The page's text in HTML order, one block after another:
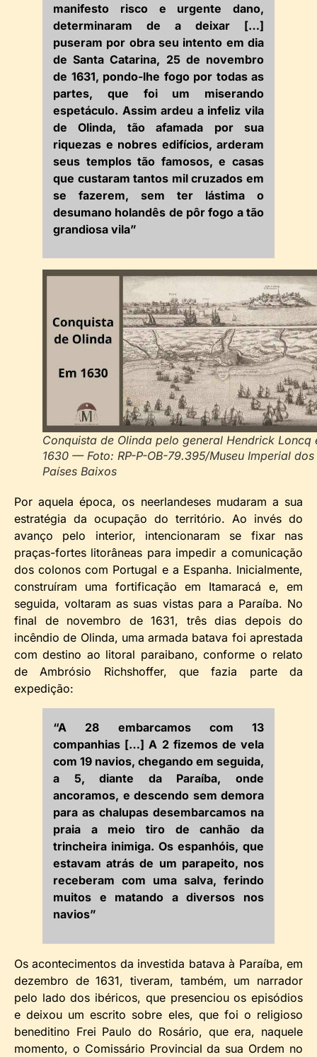
manifesto risco e urgente dano,
determinaram de a deixar […]
puseram por obra seu intento em dia
de Santa Catarina, 25 de novembro
de 1631, pondo-lhe fogo por todas as
partes, que foi um miserando
espetáculo. Assim ardeu a infeliz vila
de Olinda, tão afamada por sua
riquezas e nobres edifícios, arderam
seus templos tão famosos, e casas
que custaram tantos mil cruzados em
se fazerem, sem ter lástima o
desumano holandês de pôr fogo a tão
grandiosa vila”
Conquista de Olinda pelo general Hendrick Loncq
1630 — Foto: RP-P-OB-79.395/Museu Imperial dos
Países Baixos
Por aquela época, os neerlandeses mudaram a sua
estratégia da ocupação do território. Ao invés do
avanço pelo interior, intencionaram se fixar nas
praças-fortes litorâneas para impedir a comunicação
dos colonos com Portugal e a Espanha. Inicialmente,
construíram uma fortificação em Itamaracá e, em
seguida, voltaram as suas vistas para a Paraíba. No
final de novembro de 1631, três dias depois do
incêndio de Olinda, uma armada batava foi aprestada
com destino ao litoral paraibano, conforme o relato
de Ambrósio Richshoffer, que fazia parte da
expedição:
“A 28 embarcamos com 13
companhias […] A 2 fizemos de vela
com 19 navios, chegando em seguida,
a 5, diante da Paraíba, onde
ancoramos, e descendo sem demora
para as chalupas desembarcamos na
praia a meio tiro de canhão da
trincheira inimiga. Os espanhóis, que
estavam atrás de um parapeito, nos
receberam com uma salva, ferindo
muitos e matando a diversos nos
navios”
Os acontecimentos da investida batava à Paraíba, em
dezembro de 1631, tiveram, também, um narrador
pelo lado dos ibéricos, que presenciou os episódios
e deixou um escrito sobre eles, que foi o religioso
beneditino Frei Paulo do Rosário, que era, naquele
momento, o Comissário Provincial da sua Ordem no